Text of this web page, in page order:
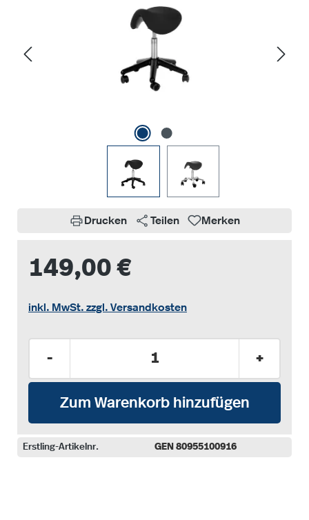
Drucken Teilen Merken
149,00 €
inkl. MwSt. zzgl. Versandkosten
- +
Zum Warenkorb hinzufügen
Erstling-Artikelnr. GEN 80955100916